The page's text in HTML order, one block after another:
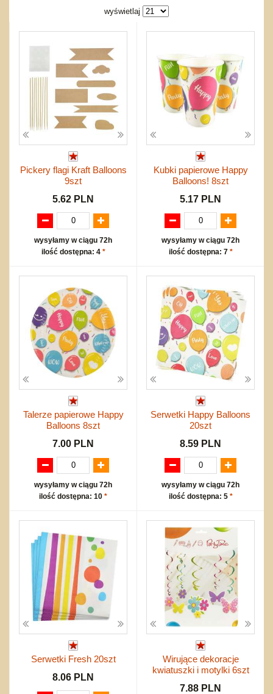
Pojazdy
Inne
Zakupy hurtowe
Koszty przesyłki
Kontakt
Mapa produktów
wyświetlaj
Pickery flagi Kraft Balloons
9szt
5.62 PLN
wysyłamy w ciągu 72h
ilość dostępna: 4 *
Kubki papierowe Happy
Balloons! 8szt
5.17 PLN
wysyłamy w ciągu 72h
ilość dostępna: 7 *
Talerze papierowe Happy
Balloons 8szt
7.00 PLN
wysyłamy w ciągu 72h
ilość dostępna: 10 *
Serwetki Happy Balloons
20szt
8.59 PLN
wysyłamy w ciągu 72h
ilość dostępna: 5 *
Serwetki Fresh 20szt
8.06 PLN
Wirujące dekoracje
kwiatuszki i motylki 6szt
7.88 PLN